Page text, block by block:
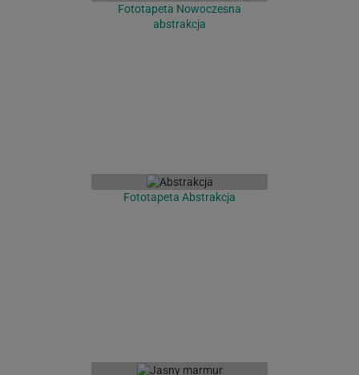
Fototapeta Nowoczesna
abstrakcja
Fototapeta Abstrakcja